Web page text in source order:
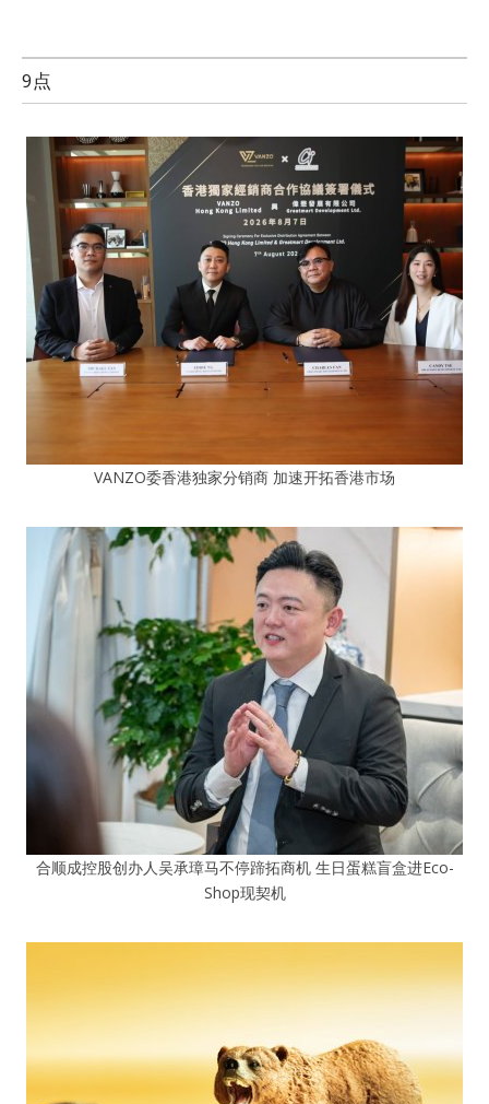
9点
VANZO委香港独家分销商 加速开拓香港市场
合顺成控股创办人吴承璋马不停蹄拓商机 生日蛋糕盲盒进Eco-
Shop现契机